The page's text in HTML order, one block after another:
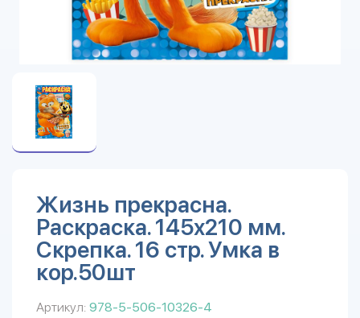
Жизнь прекрасна.
Раскраска. 145х210 мм.
Скрепка. 16 стр. Умка в
кор.50шт
Артикул: 978-5-506-10326-4